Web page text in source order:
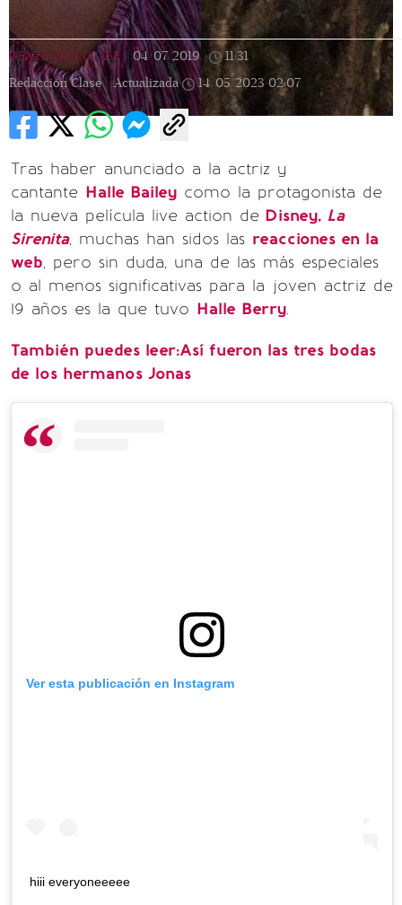
GENTE CON CLASE 04/07/2019 11:31
Redacción Clase | Actualizada 14/05/2023 02:07
Tras haber anunciado a la actriz y
cantante Halle Bailey como la protagonista de
la nueva película live action de Disney, La
Sirenita, muchas han sidos las reacciones en la
web, pero sin duda, una de las más especiales
o al menos significativas para la joven actriz de
19 años es la que tuvo Halle Berry.
También puedes leer:Así fueron las tres bodas
de los hermanos Jonas
Ver esta publicación en Instagram
hiii everyoneeeee